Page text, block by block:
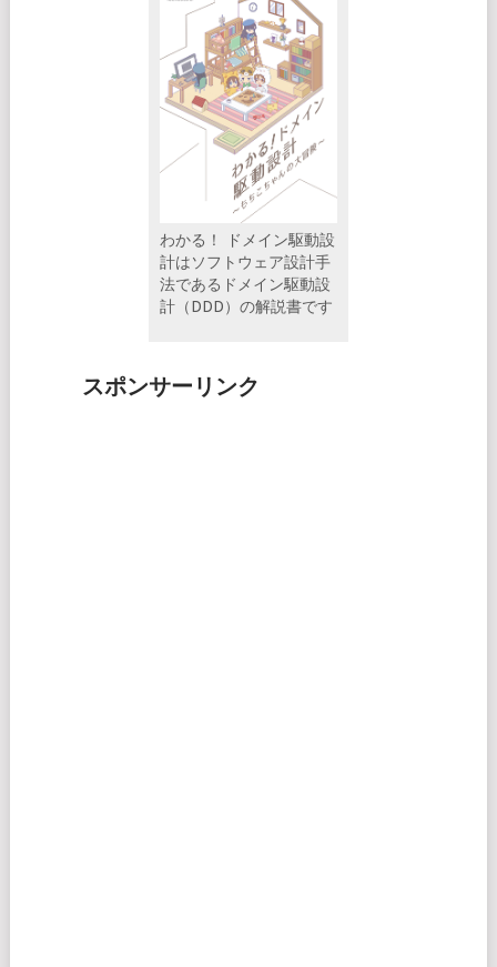
わかる！ ドメイン駆動設
計はソフトウェア設計手
法であるドメイン駆動設
計（DDD）の解説書です
スポンサーリンク